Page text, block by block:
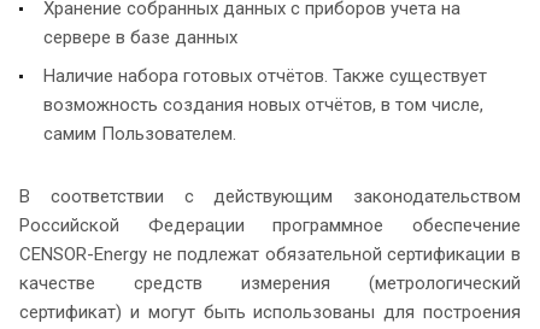
Хранение собранных данных с приборов учета на
сервере в базе данных
Наличие набора готовых отчётов. Также существует
возможность создания новых отчётов, в том числе,
самим Пользователем.
В соответствии с действующим законодательством
Российской Федерации программное обеспечение
CENSOR-Energy не подлежат обязательной сертификации в
качестве средств измерения (метрологический
сертификат) и могут быть использованы для построения